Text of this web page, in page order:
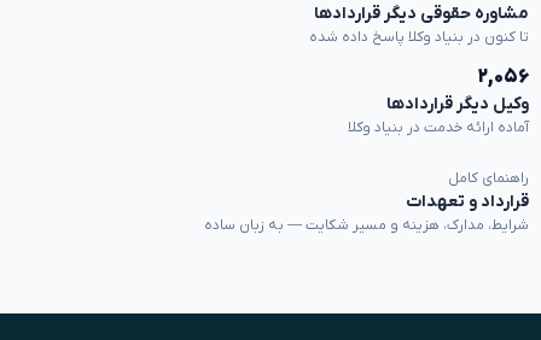
مشاوره حقوقی دیگر قراردادها
تا کنون در بنیاد وکلا پاسخ داده شده
۲,۰۵۶
وکیل دیگر قراردادها
آماده ارائه خدمت در بنیاد وکلا
راهنمای کامل
قرارداد و تعهدات
شرایط، مدارک، هزینه و مسیر شکایت — به زبان ساده